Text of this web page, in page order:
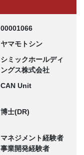
00001066
ヤマモトシン
シミックホールディ
ングス株式会社
CAN Unit
博士(DR)
マネジメント経験者
事業開発経験者